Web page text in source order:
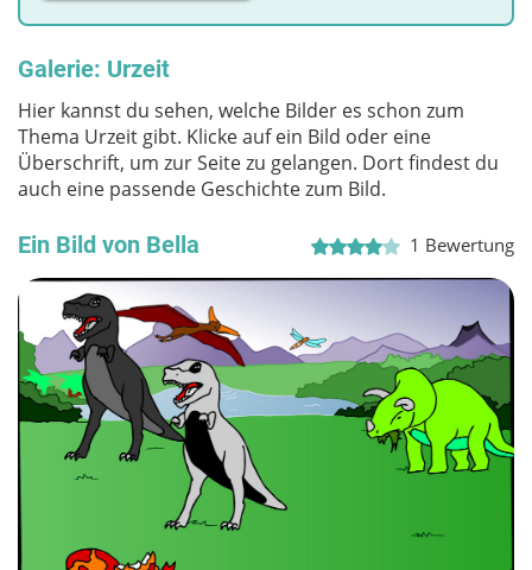
Galerie: Urzeit
Hier kannst du sehen, welche Bilder es schon zum
Thema Urzeit gibt. Klicke auf ein Bild oder eine
Überschrift, um zur Seite zu gelangen. Dort findest du
auch eine passende Geschichte zum Bild.
Ein Bild von Bella 1 Bewertung